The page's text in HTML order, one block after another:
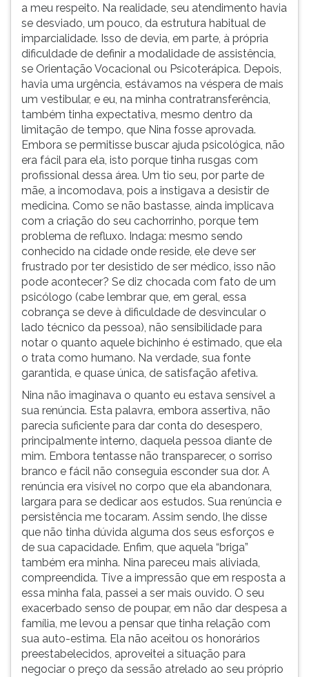
a meu respeito. Na realidade, seu atendimento havia
se desviado, um pouco, da estrutura habitual de
imparcialidade. Isso de devia, em parte, à própria
dificuldade de definir a modalidade de assistência,
se Orientação Vocacional ou Psicoterápica. Depois,
havia uma urgência, estávamos na véspera de mais
um vestibular, e eu, na minha contratransferência,
também tinha expectativa, mesmo dentro da
limitação de tempo, que Nina fosse aprovada.
Embora se permitisse buscar ajuda psicológica, não
era fácil para ela, isto porque tinha rusgas com
profissional dessa área. Um tio seu, por parte de
mãe, a incomodava, pois a instigava a desistir de
medicina. Como se não bastasse, ainda implicava
com a criação do seu cachorrinho, porque tem
problema de refluxo. Indaga: mesmo sendo
conhecido na cidade onde reside, ele deve ser
frustrado por ter desistido de ser médico, isso não
pode acontecer? Se diz chocada com fato de um
psicólogo (cabe lembrar que, em geral, essa
cobrança se deve à dificuldade de desvincular o
lado técnico da pessoa), não sensibilidade para
notar o quanto aquele bichinho é estimado, que ela
o trata como humano. Na verdade, sua fonte
garantida, e quase única, de satisfação afetiva.
Nina não imaginava o quanto eu estava sensível a
sua renúncia. Esta palavra, embora assertiva, não
parecia suficiente para dar conta do desespero,
principalmente interno, daquela pessoa diante de
mim. Embora tentasse não transparecer, o sorriso
branco e fácil não conseguia esconder sua dor. A
renúncia era visível no corpo que ela abandonara,
largara para se dedicar aos estudos. Sua renúncia e
persistência me tocaram. Assim sendo, lhe disse
que não tinha dúvida alguma dos seus esforços e
de sua capacidade. Enfim, que aquela “briga”
também era minha. Nina pareceu mais aliviada,
compreendida. Tive a impressão que em resposta a
essa minha fala, passei a ser mais ouvido. O seu
exacerbado senso de poupar, em não dar despesa a
família, me levou a pensar que tinha relação com
sua auto-estima. Ela não aceitou os honorários
preestabelecidos, aproveitei a situação para
negociar o preço da sessão atrelado ao seu próprio